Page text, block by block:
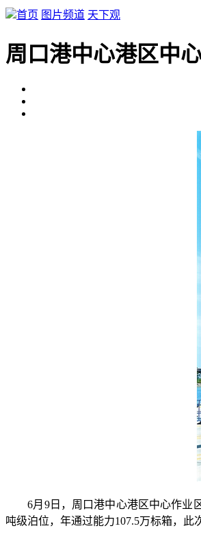
首页 图片频道 天下观
周口港中心港区中
6月9日，周口港中心港区中心作业区
吨级泊位，年通过能力107.5万标箱，